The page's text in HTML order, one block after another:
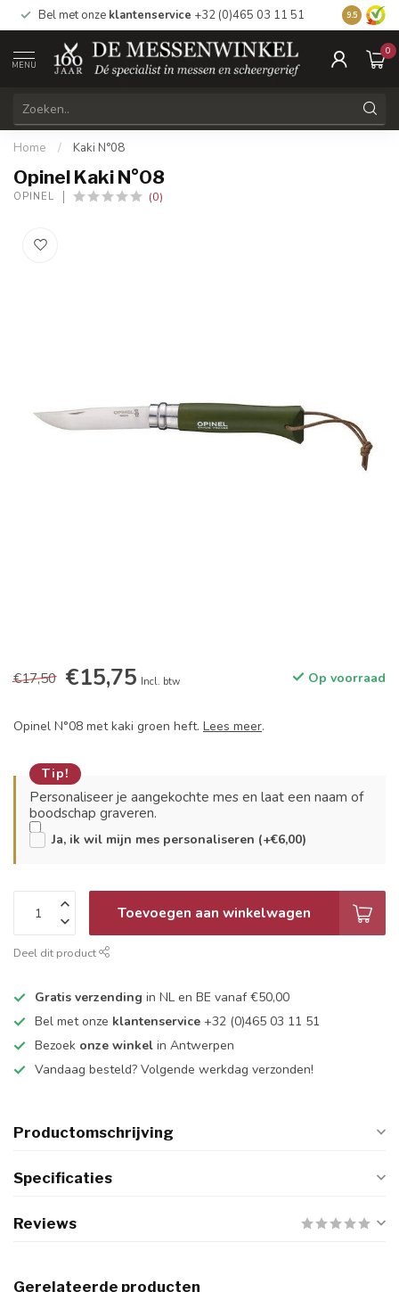
Bel met onze klantenservice +32 (0)465 03 11 51 Bezoek
9.5
MENU
0
Home / Kaki N°08
Opinel Kaki N°08
OPINEL (0)
€17,50 €15,75 Incl. btw Op voorraad
Opinel N°08 met kaki groen heft. Lees meer.
Tip!
Personaliseer je aangekochte mes en laat een naam of
boodschap graveren.
Ja, ik wil mijn mes personaliseren (+€6,00)
Toevoegen aan winkelwagen
Deel dit product
Gratis verzending in NL en BE vanaf €50,00
Bel met onze klantenservice +32 (0)465 03 11 51
Bezoek onze winkel in Antwerpen
Vandaag besteld? Volgende werkdag verzonden!
Productomschrijving
Specificaties
Reviews
Gerelateerde producten